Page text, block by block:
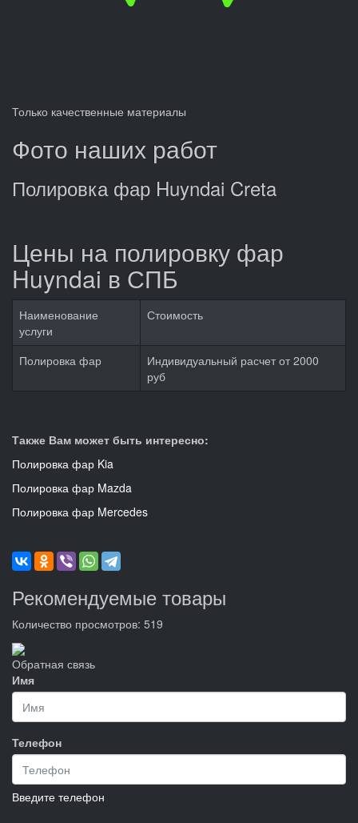
Только качественные материалы
Фото наших работ
Полировка фар Huyndai Creta
Цены на полировку фар
Huyndai в СПБ
Наименование
услуги
Стоимость
Полировка фар
Индивидуальный расчет от 2000
руб
Также Вам может быть интересно:
Полировка фар Kia
Полировка фар Mazda
Полировка фар Mercedes
Рекомендуемые товары
Количество просмотров: 519
Обратная связь
Имя
Телефон
Введите телефон